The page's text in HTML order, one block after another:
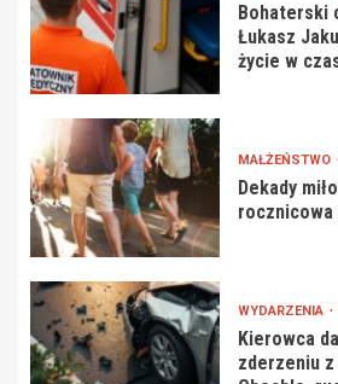
Bohaterski
Łukasz
życie w
MAŁŻEŃSTWO
Dekady
rocznicowa
WYDARZENIA
Kierowca
zderzeniu